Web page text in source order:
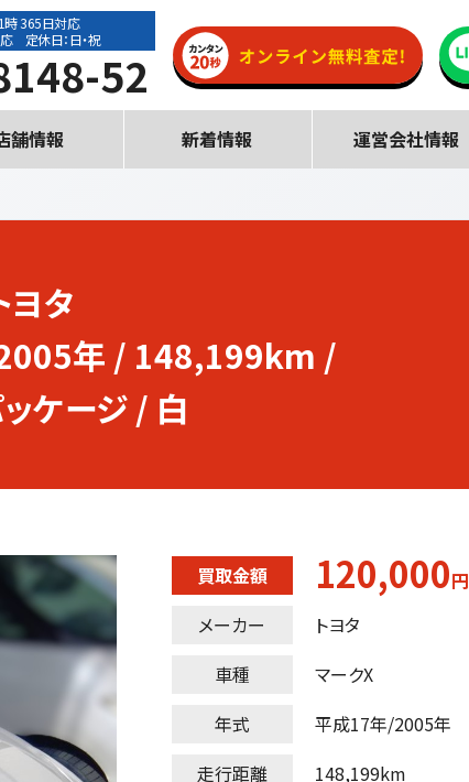
365日対応
定休日：日・祝
52
舗情報 新着情報 運営会社情報
ヨタ
年 / 148,199km /
ケージ / 白
買取金額 120,000円
メーカー
トヨタ
車種
マークX
年式
平成17年/2005年
走行距離
148,199km